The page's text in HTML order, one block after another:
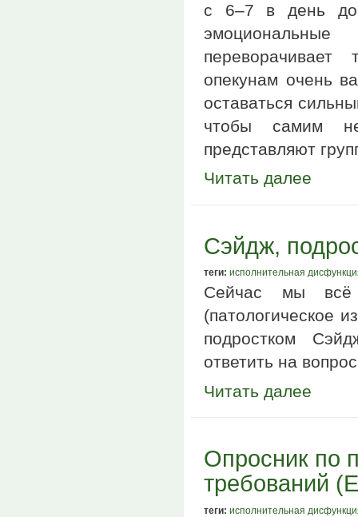
с 6–7 в день
опекунам очень
оставаться
чтобы самим
представляют
Читать далее
Сэйдж,
теги: исполнительная
Сейчас мы
(патологическое
подростком
ответить на
Читать далее
Опросник по
требований
теги: исполнительная